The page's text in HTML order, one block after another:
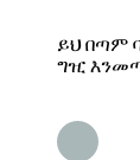
ይህ በጣም
ግዢ